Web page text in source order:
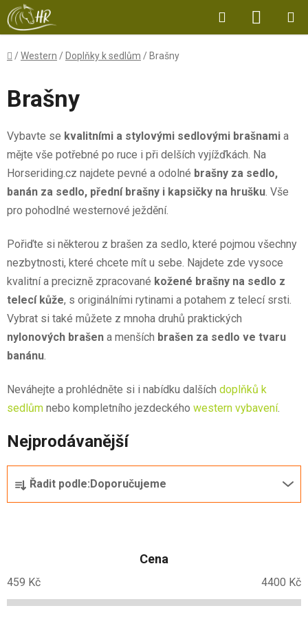
Přejít
na
obsah
Hledat
KOŠÍK
Domů
/Western / Doplňky k sedlům / Brašny
Brašny
Vybavte se kvalitními a stylovými sedlovými brašnami a
mějte vše potřebné po ruce i při delších vyjížďkách. Na
Horseriding.cz najdete pevné a odolné brašny za sedlo,
banán za sedlo, přední brašny i kapsičky na hrušku. Vše
pro pohodlné westernové ježdění.
Pořiďte si některou z brašen za sedlo, které pojmou všechny
nezbytnosti, které chcete mít u sebe. Najdete zde vysoce
kvalitní a precizně zpracované kožené brašny na sedlo z
telecí kůže, s originálními rytinami a potahem z telecí srsti.
Vybrat si také můžete z mnoha druhů praktických
nylonových brašen a menších brašen za sedlo ve tvaru
banánu.
Neváhejte a prohlédněte si i nabídku dalších doplňků k
sedlům nebo kompletního jezdeckého western vybavení.
Nejprodávanější
p
r
Řadit podle: Doporučujeme
Cena
459 Kč 4400 Kč